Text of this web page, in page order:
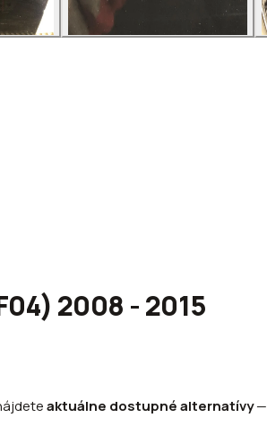
2008 - 2015
aktuálne dostupné alternatívy—